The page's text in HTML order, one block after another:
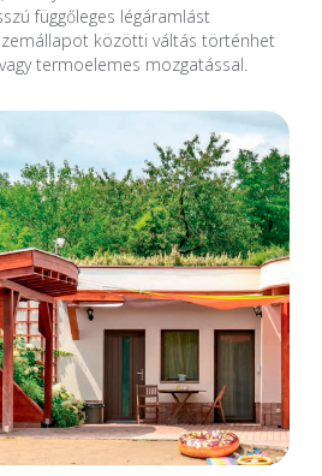
függőleges légáramlást
közötti váltás történhet
termoelemes mozgatással.